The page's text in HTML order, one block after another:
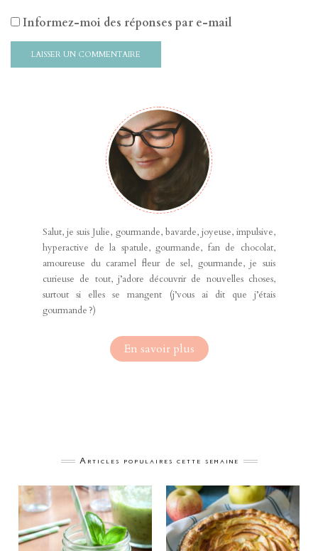
Informez-moi des réponses par e-mail
Salut, je suis Julie, gourmande, bavarde, joyeuse, impulsive,
hyperactive de la spatule, gourmande, fan de chocolat,
amoureuse du caramel fleur de sel, gourmande, je suis
curieuse de tout, j’adore découvrir de nouvelles choses,
surtout si elles se mangent (j’vous ai dit que j’étais
gourmande ?)
En savoir plus
Articles populaires cette semaine